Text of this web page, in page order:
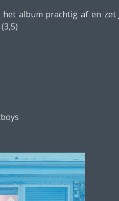
album prachtig af en zet